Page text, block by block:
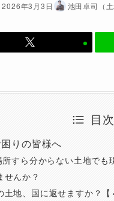
2026年3月3日 池田卓司（
目次
りの皆様へ
すら分からない土地でも
せんか？
土地、国に返せますか？【